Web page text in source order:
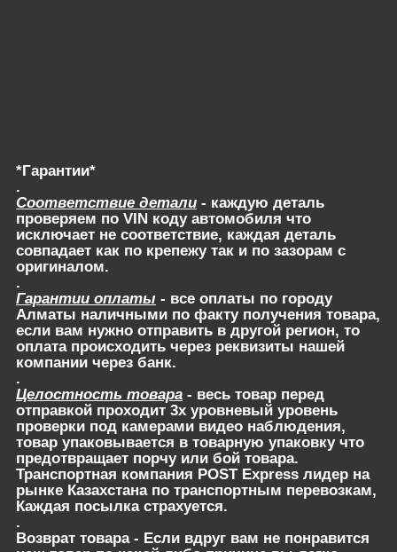
*Гарантии*
.
Соответствие детали - каждую деталь
проверяем по VIN коду автомобиля что
исключает не соответствие, каждая деталь
совпадает как по крепежу так и по зазорам с
оригиналом.
.
Гарантии оплаты - все оплаты по городу
Алматы наличными по факту получения товара,
если вам нужно отправить в другой регион, то
оплата происходить через реквизиты нашей
компании через банк.
.
Целостность товара - весь товар перед
отправкой проходит 3х уровневый уровень
проверки под камерами видео наблюдения,
товар упаковывается в товарную упаковку что
предотвращает порчу или бой товара.
Транспортная компания POST Express лидер на
рынке Казахстана по транспортным перевозкам,
Каждая посылка страхуется.
.
Возврат товара- Если вдруг вам не понравится